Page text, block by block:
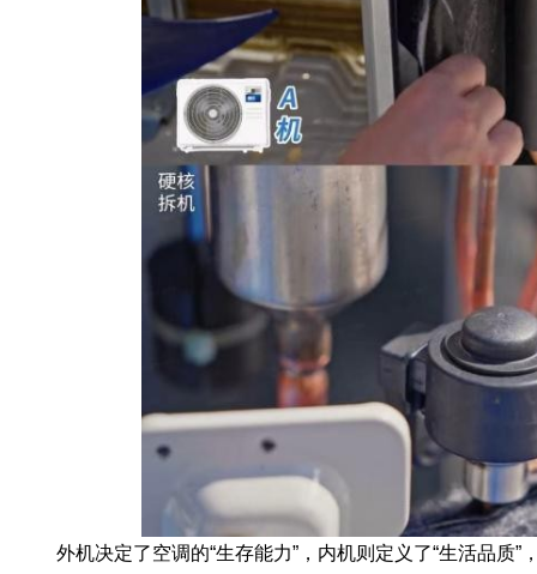
外机决定了空调的“生存能力”，内机则定义了“生活品质